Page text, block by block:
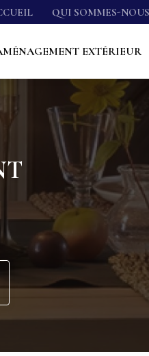
QUI SOMMES-
EXTÉRIEUR
Cuisine
Salle